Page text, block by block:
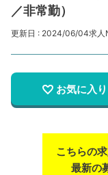
／非常勤）
更新日 : 2024/06/04求人
お気に入り
こちらの
最新の